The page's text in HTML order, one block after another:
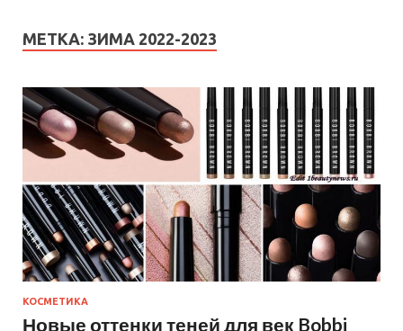
МЕТКА: ЗИМА 2022-2023
КОСМЕТИКА
Новые оттенки теней для век Bobbi